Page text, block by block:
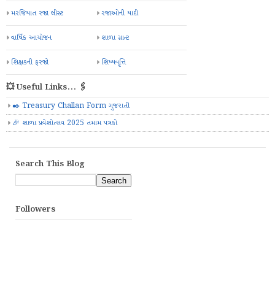
મરજિયાત રજા લીસ્ટ રજાઓની યાદી
વાર્ષિક આયોજન શાળા ગ્રાન્ટ
શિક્ષકની ફરજો શિષ્યવૃત્તિ
💥 Useful Links... 🖇️
✒️ Treasury Challan Form ગુજરાતી
🎉 શાળા પ્રવેશોત્સવ 2025 તમામ પત્રકો
Search This Blog
Followers